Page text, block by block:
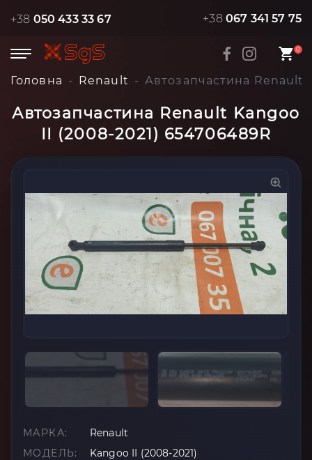
+38 050 433 33 67 +38 067 341 57 75
0
Головна Renault Автозапчастина Renault
Автозапчастина Renault Kangoo
II (2008-2021) 654706489R
МАРКА:
Renault
МОДЕЛЬ:
Kangoo II (2008-2021)